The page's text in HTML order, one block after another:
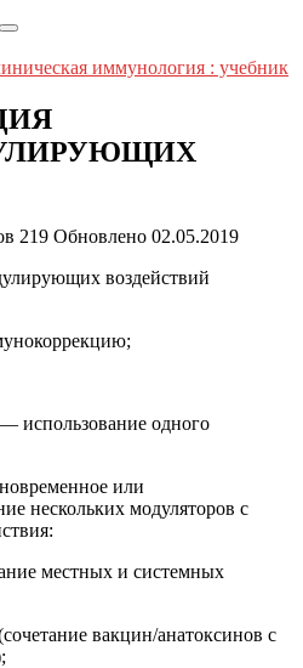
иммунология : учебник
219 Обновлено 02.05.2019
воздействий
одного
или
нескольких модуляторов с
местных и системных
вакцин/анатоксинов с